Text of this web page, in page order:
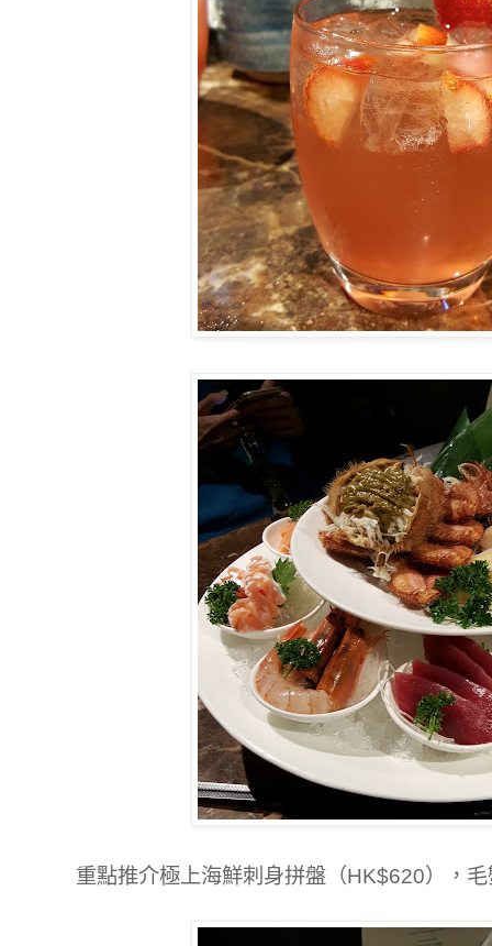
重點推介極上海鮮刺身拼盤（HK$620），